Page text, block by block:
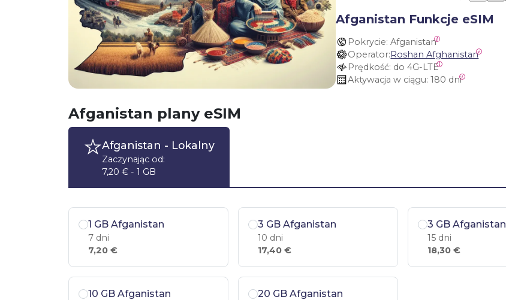
Afganistan Funkcje eSIM
Pokrycie: Afganistan
Operator:Roshan Afghanistan
Prędkość: do 4G-LTE
Aktywacja w ciągu: 180 dni
Afganistan plany eSIM
Afganistan - Lokalny
Zaczynając od:
7,20 € - 1 GB
1 GB Afganistan
7 dni
7,20 €
3 GB Afganistan
10 dni
17,40 €
3 GB Afganistan
15 dni
18,30 €
10 GB Afganistan 20 GB Afganistan